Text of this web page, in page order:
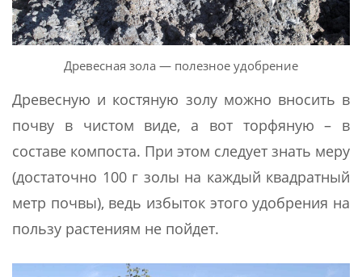
Древесная зола — полезное удобрение
Древесную и костяную золу можно вносить в
почву в чистом виде, а вот торфяную – в
составе компоста. При этом следует знать меру
(достаточно 100 г золы на каждый квадратный
метр почвы), ведь избыток этого удобрения на
пользу растениям не пойдет.